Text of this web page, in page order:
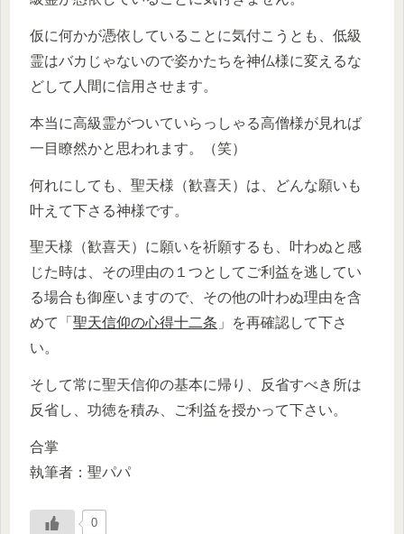
仮に何かが憑依していることに気付こうとも、低級
霊はバカじゃないので姿かたちを神仏様に変えるな
どして人間に信用させます。
本当に高級霊がついていらっしゃる高僧様が見れば
一目瞭然かと思われます。（笑）
何れにしても、聖天様（歓喜天）は、どんな願いも
叶えて下さる神様です。
聖天様（歓喜天）に願いを祈願するも、叶わぬと感
じた時は、その理由の１つとしてご利益を逃してい
る場合も御座いますので、その他の叶わぬ理由を含
めて「 聖天信仰の心得十二条 」を再確認して下さ
い。
そして常に聖天信仰の基本に帰り、反省すべき所は
反省し、功徳を積み、ご利益を授かって下さい。
合掌
執筆者：聖パパ
0